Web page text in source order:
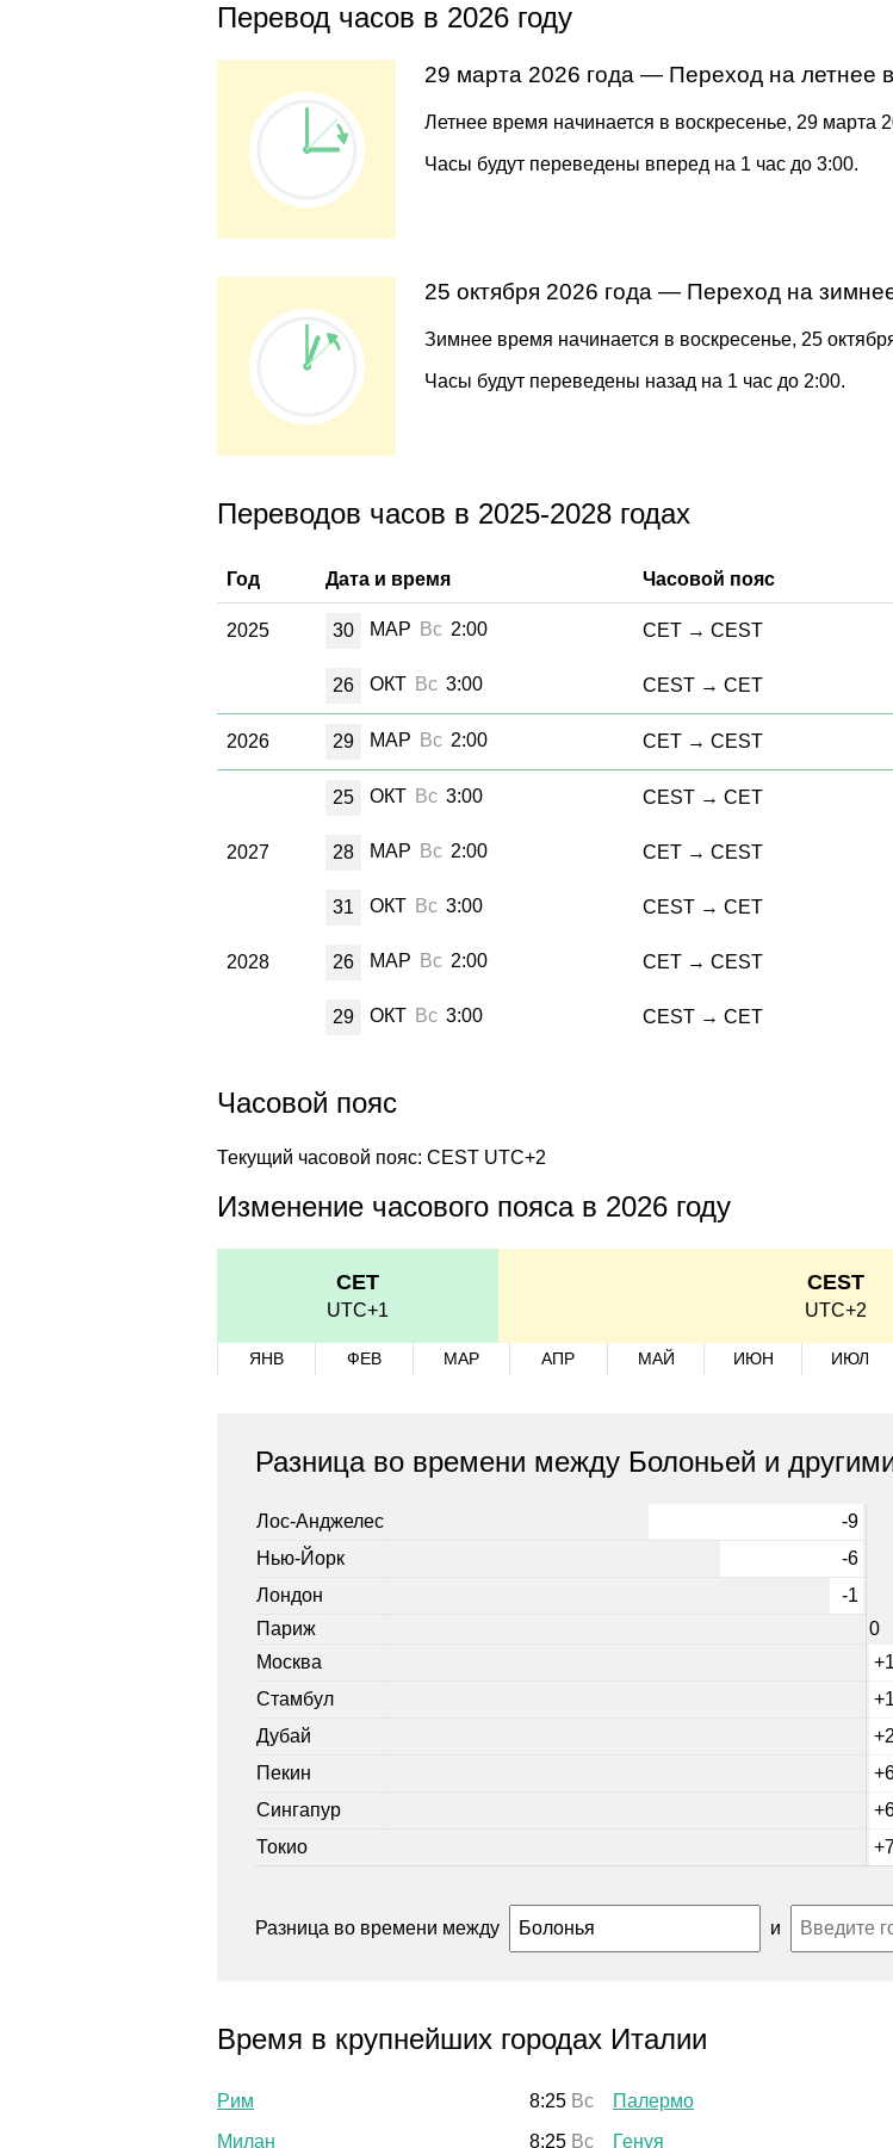
Перевод часов в 2026 году
29 марта 2026 года — Переход на летнее
Летнее время начинается в воскресенье, 29 марта
Часы будут переведены вперед на 1 час до 3:00.
25 октября 2026 года — Переход на
Зимнее время начинается в воскресенье, 25
Часы будут переведены назад на 1 час до 2:00.
Переводов часов в 2025-2028 годах
Год Дата и время Часовой пояс
2025 30 МАР Вс 2:00 CET → CEST
26 ОКТ Вс 3:00 CEST → CET
2026 29 МАР Вс 2:00 CET → CEST
25 ОКТ Вс 3:00 CEST → CET
2027 28 МАР Вс 2:00 CET → CEST
31 ОКТ Вс 3:00 CEST → CET
2028 26 МАР Вс 2:00 CET → CEST
29 ОКТ Вс 3:00 CEST → CET
Часовой пояс
Текущий часовой пояс: CEST UTC+2
Изменение часового пояса в 2026 году
CET
UTC+1
CEST
UTC+2
ЯНВ ФЕВ МАР АПР МАЙ ИЮН ИЮЛ
Разница во времени между Болоньей и
Лос-Анджелес
-9
Нью-Йорк
-6
Лондон
-1
Париж
0
Москва
+1
Стамбул
+1
Дубай
+2
Пекин
Сингапур
Токио
Разница во времени между и
Время в крупнейших городах Италии
Рим 8:25 Вс
Милан
8:25 Вс
Палермо
Генуя